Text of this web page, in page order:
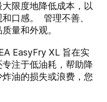
限度地降低成本，以
口感。 管理不善、
量和外观。
EasyFry XL 旨在实
注于低油耗，帮助降
油的损失或浪费，您